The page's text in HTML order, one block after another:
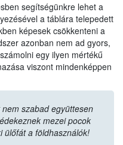
segítségünkre lehet a
a táblára telepedett
képesek csökkenteni a
azonban nem ad gyors,
egy ilyen mértékű
viszont mindenképpen
szabad együttesen
mezei pocok
ülőfát a földhasználók!